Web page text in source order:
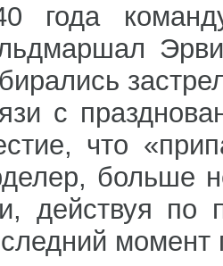
года
с
что
больше
действуя по
момент